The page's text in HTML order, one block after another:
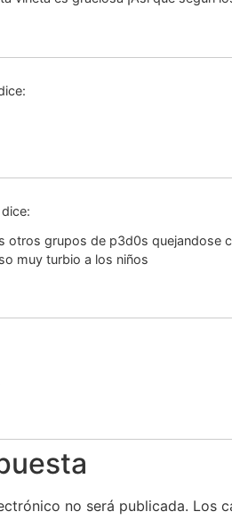
dice:
otros grupos de p3d0s quejandose
muy turbio a los niños
no será publicada. Los